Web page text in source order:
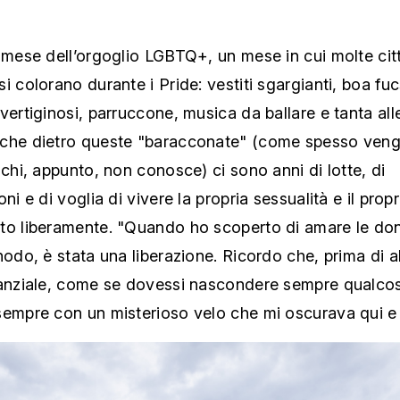
dell’orgoglio LGBTQ+, un mese in cui molte
colorano durante i Pride: vestiti sgargianti, boa
parruccone, musica da ballare e tanta
dietro queste "baracconate" (come spesso
appunto, non conosce) ci sono anni di lotte, di
e di voglia di vivere la propria sessualità e il
liberamente. "Quando ho scoperto di amare le
è stata una liberazione. Ricordo che, prima di
come se dovessi nascondere sempre
con un misterioso velo che mi oscurava qui e